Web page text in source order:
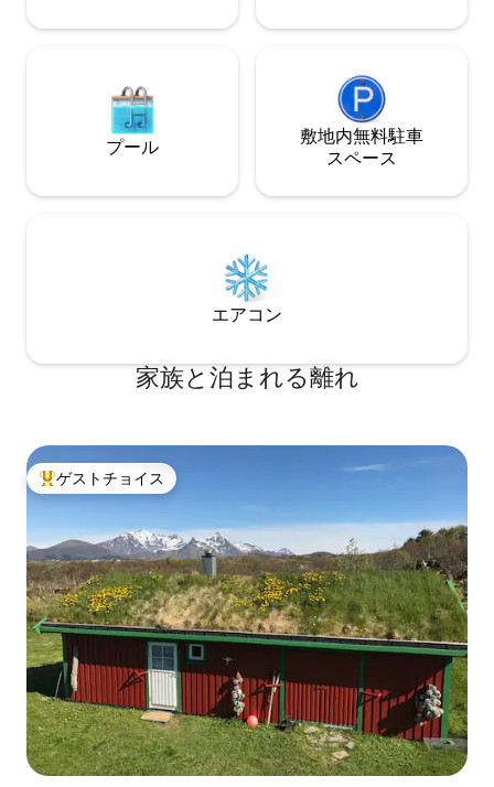
プール
敷地内無料駐⁠車
ス⁠ペ⁠ー⁠ス
エアコン
家族と泊まれる離れ
大好評のゲストチョイスです。
ゲストチョイス